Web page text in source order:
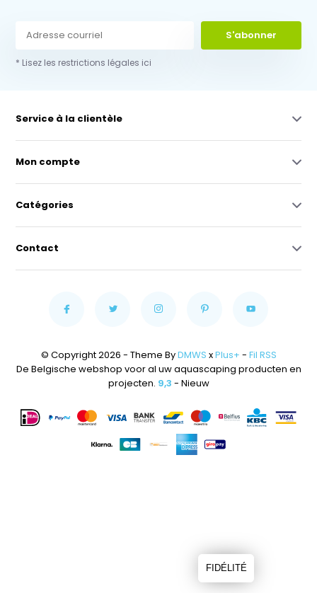
S'abonner
* Lisez les restrictions légales ici
Service à la clientèle
Mon compte
Catégories
Contact
© Copyright 2026 - Theme ByDMWS xPlus+ - Fil RSS
De Belgische webshop voor al uw aquascaping producten en
projecten. 9,3 - Nieuw
FIDÉLITÉ